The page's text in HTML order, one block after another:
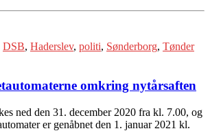
DSB, Haderslev, politi, Sønderborg, Tønder
omkring nytårsaften
ned den 31. december 2020 fra kl. 7.00, og
er genåbnet den 1. januar 2021 kl.